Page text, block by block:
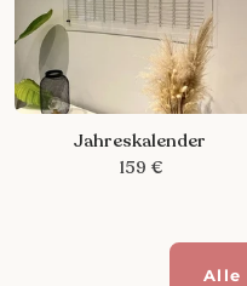
Jahreskalender
159 €
Alle